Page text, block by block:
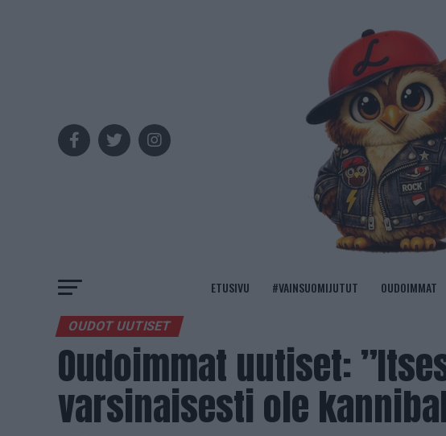
ETUSIVU #VAINSUOMIJUTUT OUDOIMMAT
OUDOT UUTISET
Oudoimmat uutiset:
varsinaisesti ole